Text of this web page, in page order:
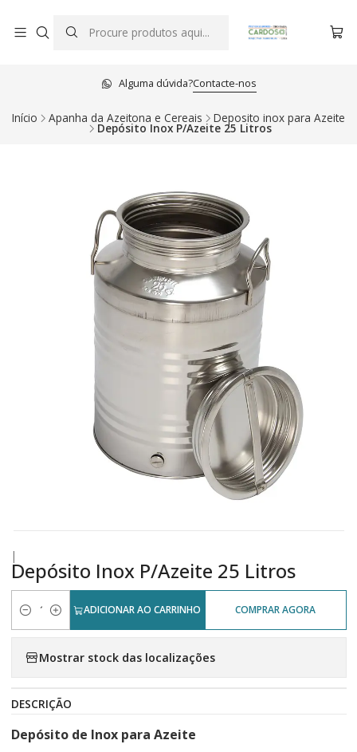
Alguma dúvida?Contacte-nos
Início Apanha da Azeitona e Cereais Deposito inox para Azeite
Depósito Inox P/Azeite 25 Litros
|
Depósito Inox P/Azeite 25 Litros
Quantidade
ADICIONAR AO CARRINHO COMPRAR AGORA
Mostrar stock das localizações
DESCRIÇÃO
Depósito de Inox para Azeite